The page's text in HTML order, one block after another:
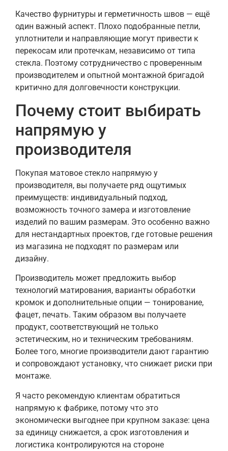
Качество фурнитуры и герметичность швов — ещё
один важный аспект. Плохо подобранные петли,
уплотнители и направляющие могут привести к
перекосам или протечкам, независимо от типа
стекла. Поэтому сотрудничество с проверенным
производителем и опытной монтажной бригадой
критично для долговечности конструкции.
Почему стоит выбирать
напрямую у
производителя
Покупая матовое стекло напрямую у
производителя, вы получаете ряд ощутимых
преимуществ: индивидуальный подход,
возможность точного замера и изготовление
изделий по вашим размерам. Это особенно важно
для нестандартных проектов, где готовые решения
из магазина не подходят по размерам или
дизайну.
Производитель может предложить выбор
технологий матирования, варианты обработки
кромок и дополнительные опции — тонирование,
фацет, печать. Таким образом вы получаете
продукт, соответствующий не только
эстетическим, но и техническим требованиям.
Более того, многие производители дают гарантию
и сопровождают установку, что снижает риски при
монтаже.
Я часто рекомендую клиентам обратиться
напрямую к фабрике, потому что это
экономически выгоднее при крупном заказе: цена
за единицу снижается, а срок изготовления и
логистика контролируются на стороне